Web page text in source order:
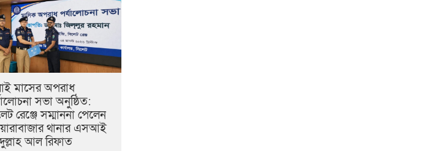
মাসের অপরাধ
সভা অনুষ্ঠিত:
রেঞ্জে সম্মাননা পেলেন
থানার এসআই
আল রিফাত